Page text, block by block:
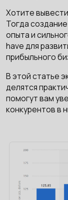
Хотите
Тогда
опыта и
have для
прибыльного
В этой статье
делятся
помогут вам
конкурентов в